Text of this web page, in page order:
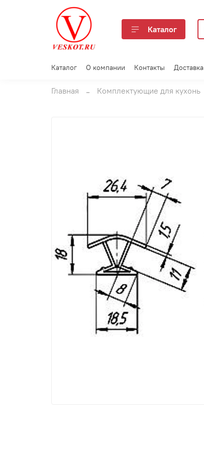
Каталог
Каталог О компании Контакты Доставка
Главная Комплектующие для кухонь